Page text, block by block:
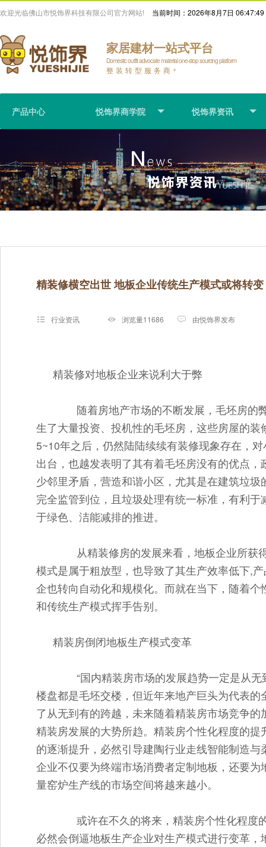
欢迎光临佛山市悦饰界科技有限公司官方网站! 当前时间： 2026年8月7日 06:47:49
家居建材一站式平台
Domestic outfit advocate material one-stop sourcing platform
整装转型服务商 +
产品中心 悦饰界商学院 悦饰界资讯
精装修横空出世 地板企业传统生产模式或将转变
行业资讯 浏览量11686 由悦饰界发布
精装修对地板企业来说利大于弊
随着房地产市场的不断发展，毛坯房的
生了大量投资、投机性的毛坯房，这些房屋的
5~10年之后，仍然陆陆续续有装修现象存在，
出台，也越发表明了其有着毛坯房没有的优点
少邻里矛盾，营造和谐小区，尤其是在建筑垃
完全监管到位，且垃圾处理有统一标准，有利
于绿色、洁能减排的推进。
从精装修房的发展来看，地板企业所获
模式是属于粗放型，也导致了其生产效率低下,
企也转向自动化和规模化。而就在当下，随着
和传统生产模式挥手告别。
精装房倒闭地板生产模式变革
“国内精装房市场的发展趋势一定是从无
楼盘都是毛坯交楼，但近年来地产巨头为代表
了从无到有的跨越，未来随着精装房市场竞争
精装房发展的大势所趋。精装房个性化程度的
的逐渐提升，必然引导建陶行业走线智能制造
企业不仅要为终端市场消费者定制地板，还要
量窑炉生产线的市场空间将越来越小。
或许在不久的将来，精装房个性化程度
必然会倒逼地板生产企业对生产模式进行变革